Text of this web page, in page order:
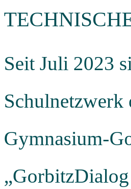
Seit Juli 2023
Gymnasium-